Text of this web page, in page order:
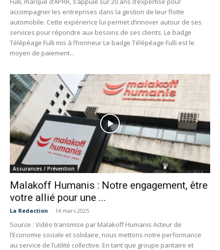
accompagner les entreprises dans la gestion de leur flotte
automobile. Cette expérience lui permet d’innover autour de ses
services pour répondre aux besoins de ses clients. Le badge
Télépéage Fulli mis à l’honneur Le badge Télépéage Fulli est le
moyen de paiement...
Assurances / Prévention
Malakoff Humanis : Notre engagement, être
votre allié pour une ...
La Redaction - 14 mars 2025
Source : Vidéo transmise par Malakoff Humanis Acteur de
l’Economie sociale et solidaire, nous mettons notre performance
au service de l’utilité collective. En tant que groupe paritaire et